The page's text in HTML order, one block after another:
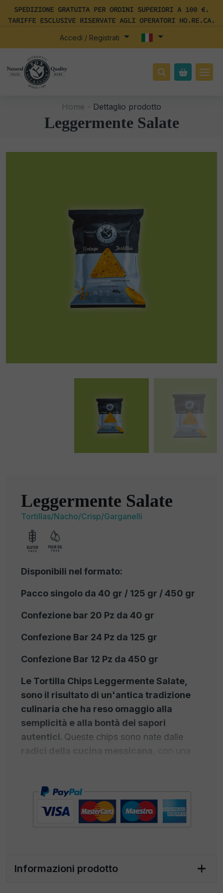
SPEDIZIONE GRATUITA PER ORDINI SUPERIORI A 100 €.
TARIFFE ESCLUSIVE RISERVATE AGLI OPERATORI HO.RE.CA.
Accedi / Registrati
Home - Dettaglio prodotto
Leggermente Salate
Leggermente Salate
Tortillas/Nacho/Crisp/Garganelli
Disponibili nel formato:
Pacco singolo da 40 gr / 125 gr / 450 gr
Confezione bar 20 Pz da 40 gr
Confezione Bar 24 Pz da 125 gr
Confezione Bar 12 Pz da 450 gr
Le Tortilla Chips Leggermente Salate,
sono il risultato di un'antica tradizione
culinaria che ha reso omaggio alla
semplicità e alla bontà dei sapori
autentici. Queste chips sono nate dalle
radici della cucina messicana
civiltà antiche dei Maya e degli Aztechi, che
coltivavano il
maiscome alimento
fondamentale. Il mais veniva macinato per
venivano successivamente tagliate a strisce
e cotte per ottenere le prime "tortilla
Informazioni prodotto